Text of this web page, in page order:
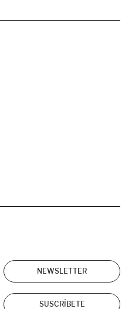
NEWSLETTER
SUSCRÍBETE